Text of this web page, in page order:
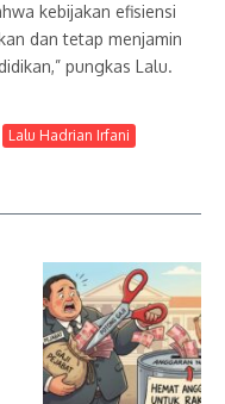
kebijakan efisiensi
dan tetap menjamin
pungkas Lalu.
Lalu Hadrian Irfani